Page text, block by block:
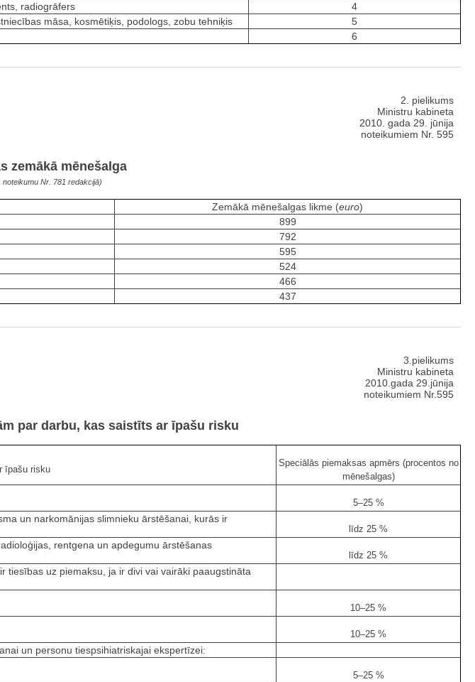
radiogrāfers
4
māsa, kosmētiķis, podologs, zobu tehniķis
5
6
2. pielikums
Ministru kabineta
2010. gada 29. jūnija
noteikumiem Nr. 595
zemākā mēnešalga
noteikumu Nr. 781 redakcijā)
Zemākā mēnešalgas likme (euro)
899
792
595
524
466
437
3.pielikums
Ministru kabineta
2010.gada 29.jūnija
noteikumiem Nr.595
par darbu, kas saistīts ar īpašu risku
īpašu risku
Speciālās piemaksas apmērs (procentos no
mēnešalgas)
5–25 %
un narkomānijas slimnieku ārstēšanai, kurās ir
līdz 25 %
rentgena un apdegumu ārstēšanas
līdz 25 %
tiesības uz piemaksu, ja ir divi vai vairāki paaugstināta
10–25 %
10–25 %
un personu tiespsihiatriskajai ekspertīzei:
5–25 %